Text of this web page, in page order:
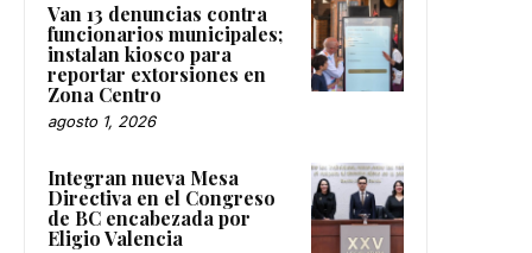
Van 13 denuncias contra
funcionarios municipales;
instalan kiosco para
reportar extorsiones en
Zona Centro
agosto 1, 2026
Integran nueva Mesa
Directiva en el Congreso
de BC encabezada por
Eligio Valencia